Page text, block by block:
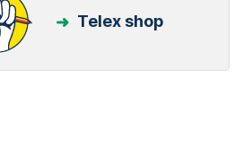
Telex shop